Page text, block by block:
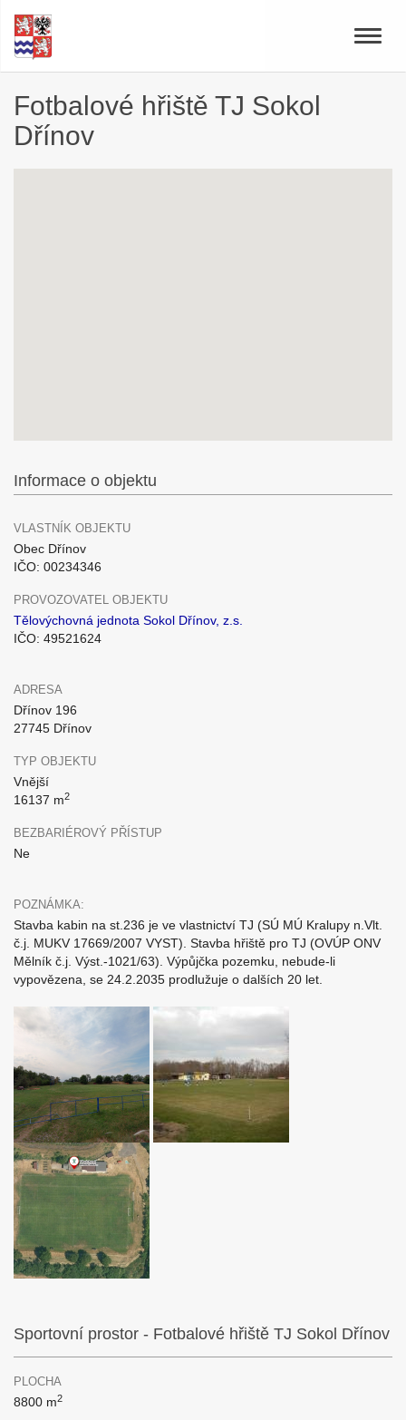
Toggle
Fotbalové hřiště TJ Sokol
Dřínov
Informace o objektu
VLASTNÍK OBJEKTU
Obec Dřínov
IČO: 00234346
PROVOZOVATEL OBJEKTU
Tělovýchovná jednota Sokol Dřínov, z.s.
IČO: 49521624
ADRESA
Dřínov 196
27745 Dřínov
TYP OBJEKTU
Vnější
16137 m2
BEZBARIÉROVÝ PŘÍSTUP
Ne
POZNÁMKA:
Stavba kabin na st.236 je ve vlastnictví TJ (SÚ MÚ Kralupy n.Vlt.
č.j. MUKV 17669/2007 VYST). Stavba hřiště pro TJ (OVÚP ONV
Mělník č.j. Výst.-1021/63). Výpůjčka pozemku, nebude-li
vypovězena, se 24.2.2035 prodlužuje o dalších 20 let.
Sportovní prostor - Fotbalové hřiště TJ Sokol Dřínov
PLOCHA
8800 m2